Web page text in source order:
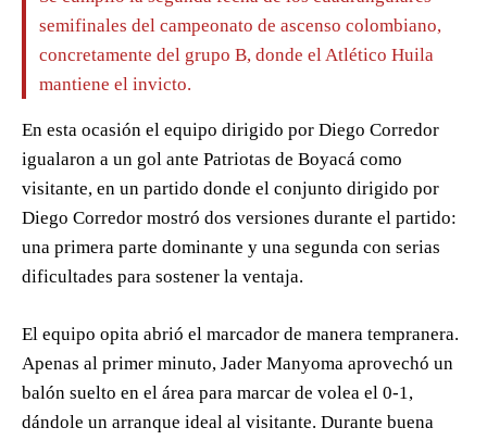
semifinales del campeonato de ascenso colombiano,
concretamente del grupo B, donde el Atlético Huila
mantiene el invicto.
En esta ocasión el equipo dirigido por Diego Corredor
igualaron a un gol ante Patriotas de Boyacá como
visitante, en un partido donde el conjunto dirigido por
Diego Corredor mostró dos versiones durante el partido:
una primera parte dominante y una segunda con serias
dificultades para sostener la ventaja.
El equipo opita abrió el marcador de manera tempranera.
Apenas al primer minuto, Jader Manyoma aprovechó un
balón suelto en el área para marcar de volea el 0-1,
dándole un arranque ideal al visitante. Durante buena